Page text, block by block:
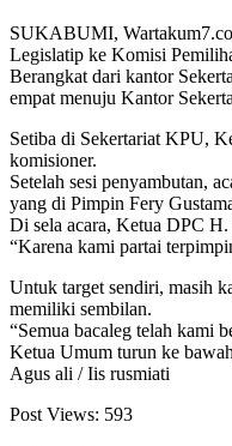
SUKABUMI,
Legislatip ke Komisi
Berangkat dari kantor
empat menuju Kantor
Setiba di Sekertariat KPU,
komisioner.
Setelah sesi penyambutan,
yang di Pimpin Fery
Di sela acara, Ketua DPC
“Karena kami partai
Untuk target sendiri, masih
memiliki sembilan.
“Semua bacaleg telah kami
Ketua Umum turun ke
Agus ali / Iis rusmiati
Post Views: 593